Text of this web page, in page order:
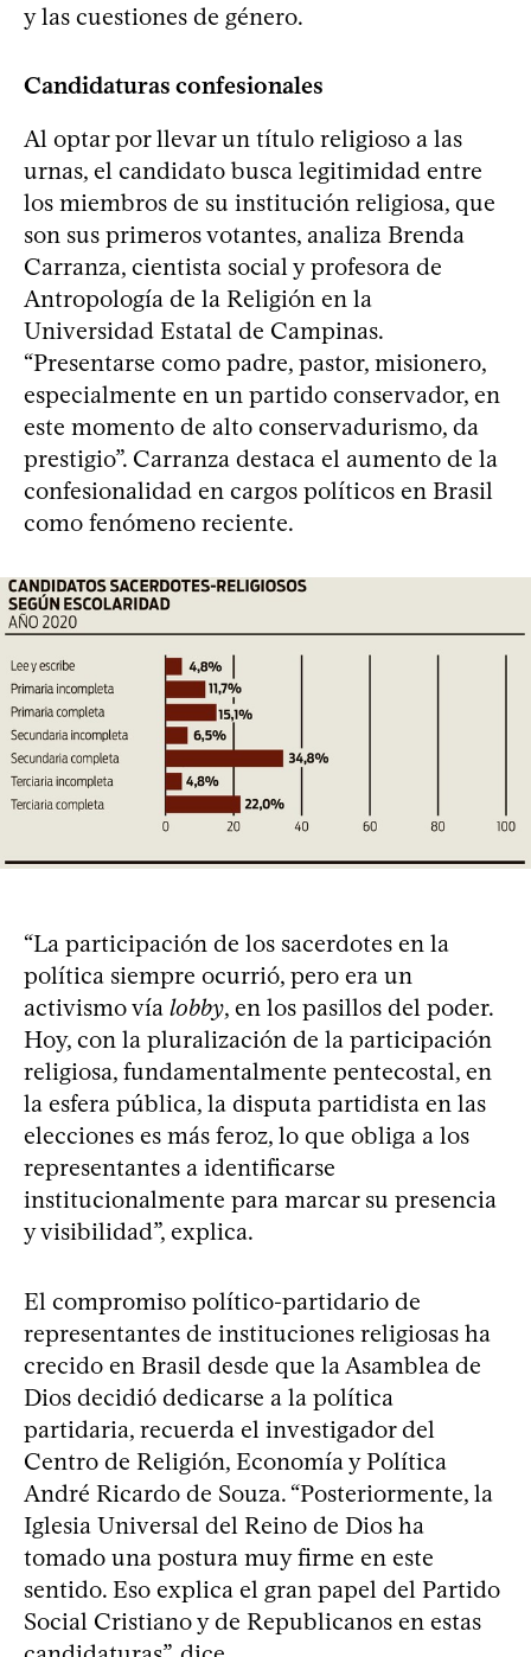
y las cuestiones de género.
Candidaturas confesionales
Al optar por llevar un título religioso a las
urnas, el candidato busca legitimidad entre
los miembros de su institución religiosa, que
son sus primeros votantes, analiza Brenda
Carranza, cientista social y profesora de
Antropología de la Religión en la
Universidad Estatal de Campinas.
“Presentarse como padre, pastor, misionero,
especialmente en un partido conservador, en
este momento de alto conservadurismo, da
prestigio”. Carranza destaca el aumento de la
confesionalidad en cargos políticos en Brasil
como fenómeno reciente.
“La participación de los sacerdotes en la
política siempre ocurrió, pero era un
activismo vía lobby, en los pasillos del poder.
Hoy, con la pluralización de la participación
religiosa, fundamentalmente pentecostal, en
la esfera pública, la disputa partidista en las
elecciones es más feroz, lo que obliga a los
representantes a identificarse
institucionalmente para marcar su presencia
y visibilidad”, explica.
El compromiso político-partidario de
representantes de instituciones religiosas ha
crecido en Brasil desde que la Asamblea de
Dios decidió dedicarse a la política
partidaria, recuerda el investigador del
Centro de Religión, Economía y Política
André Ricardo de Souza. “Posteriormente, la
Iglesia Universal del Reino de Dios ha
tomado una postura muy firme en este
sentido. Eso explica el gran papel del Partido
Social Cristiano y de Republicanos en estas